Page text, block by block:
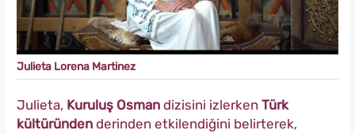
Julieta Lorena Martinez
Julieta, Kuruluş Osman dizisini izlerken Türk
kültüründen derinden etkilendiğini belirterek,